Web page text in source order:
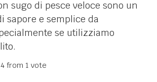
sugo di pesce veloce sono un
sapore e semplice da
se utilizziamo
4from 1 vote